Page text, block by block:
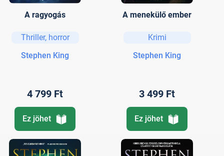
A ragyogás
Thriller, horror
Stephen King
4 799 Ft
Ez jöhet
A menekülő ember
Krimi
Stephen King
3 499 Ft
Ez jöhet